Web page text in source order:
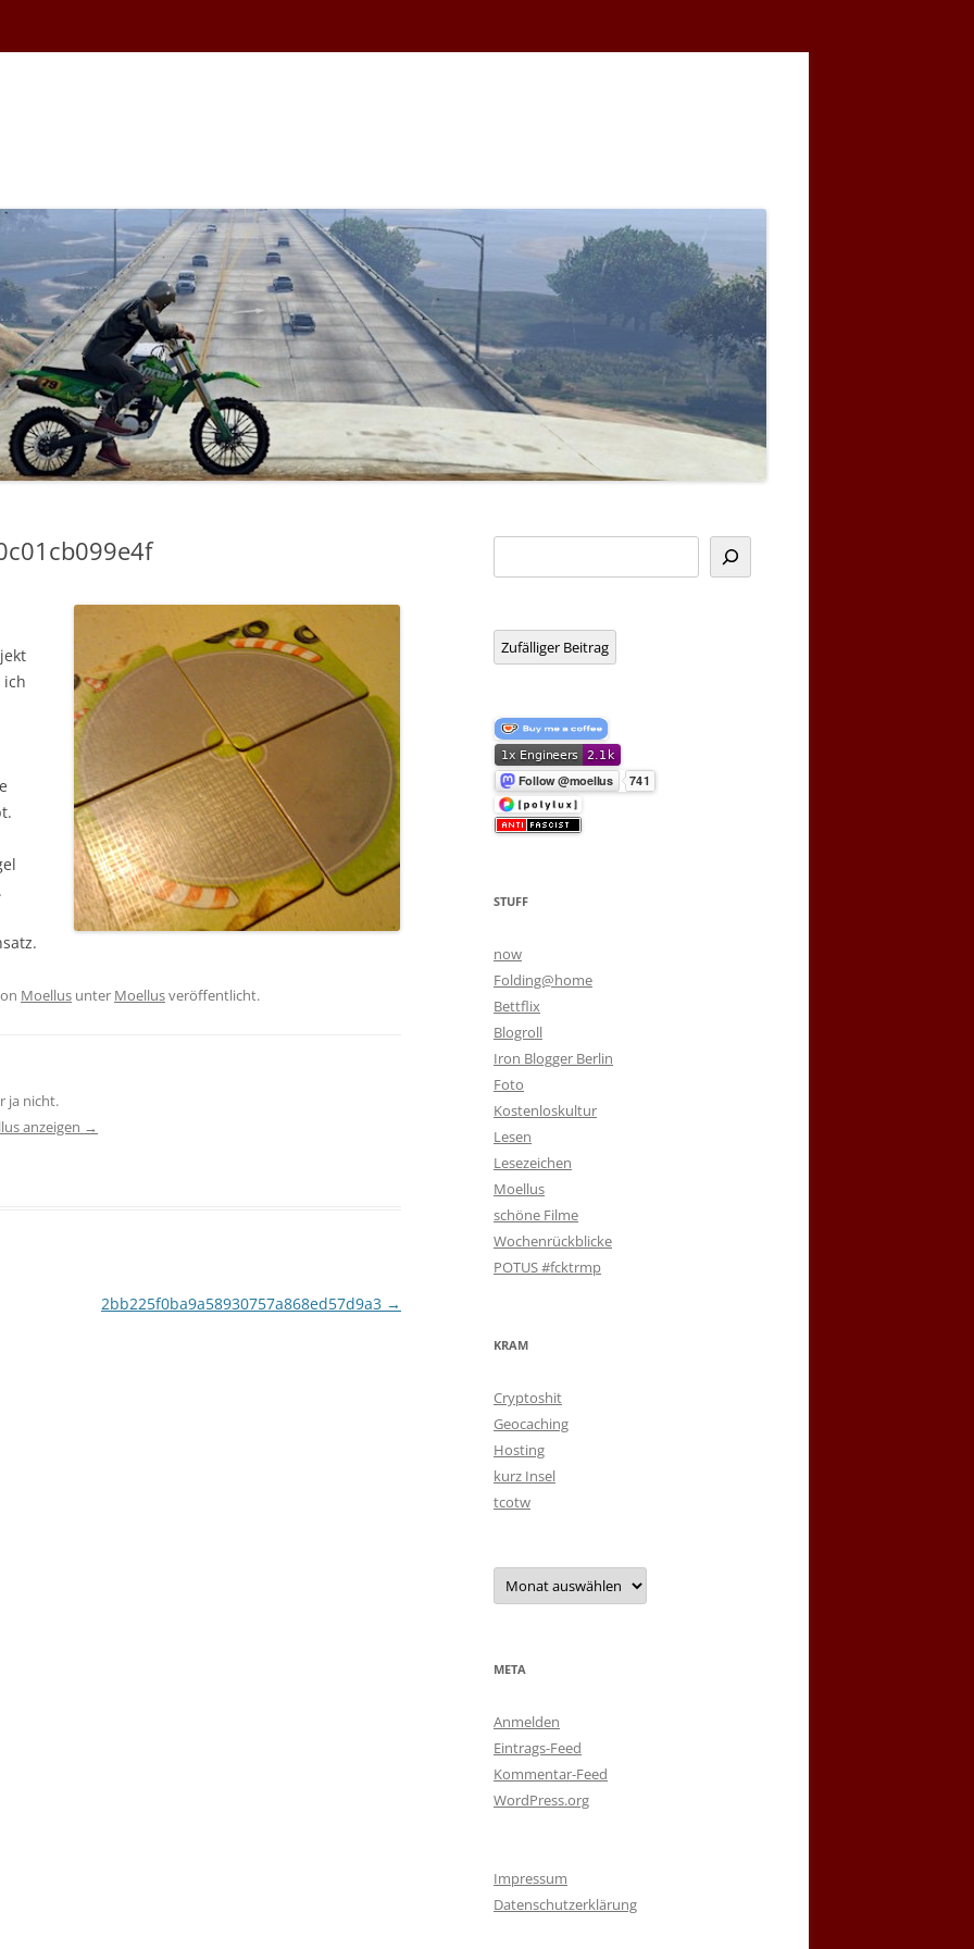
ich
Moellus unter Moellusveröffentlicht.
ja nicht.
anzeigen →
2bb225f0ba9a58930757a868ed57d9a3 →
Zufälliger Beitrag
STUFF
now
Folding@home
Bettflix
Blogroll
Iron Blogger Berlin
Foto
Kostenloskultur
Lesen
Lesezeichen
Moellus
schöne Filme
Wochenrückblicke
POTUS #fcktrmp
KRAM
Cryptoshit
Geocaching
Hosting
kurz Insel
tcotw
Archiv
META
Anmelden
Eintrags-Feed
Kommentar-Feed
WordPress.org
Impressum
Datenschutzerklärung